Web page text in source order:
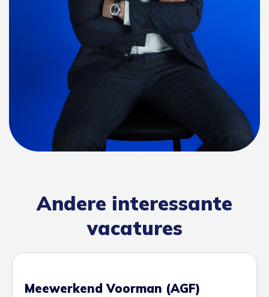
Andere interessante
vacatures
Meewerkend Voorman (AGF)